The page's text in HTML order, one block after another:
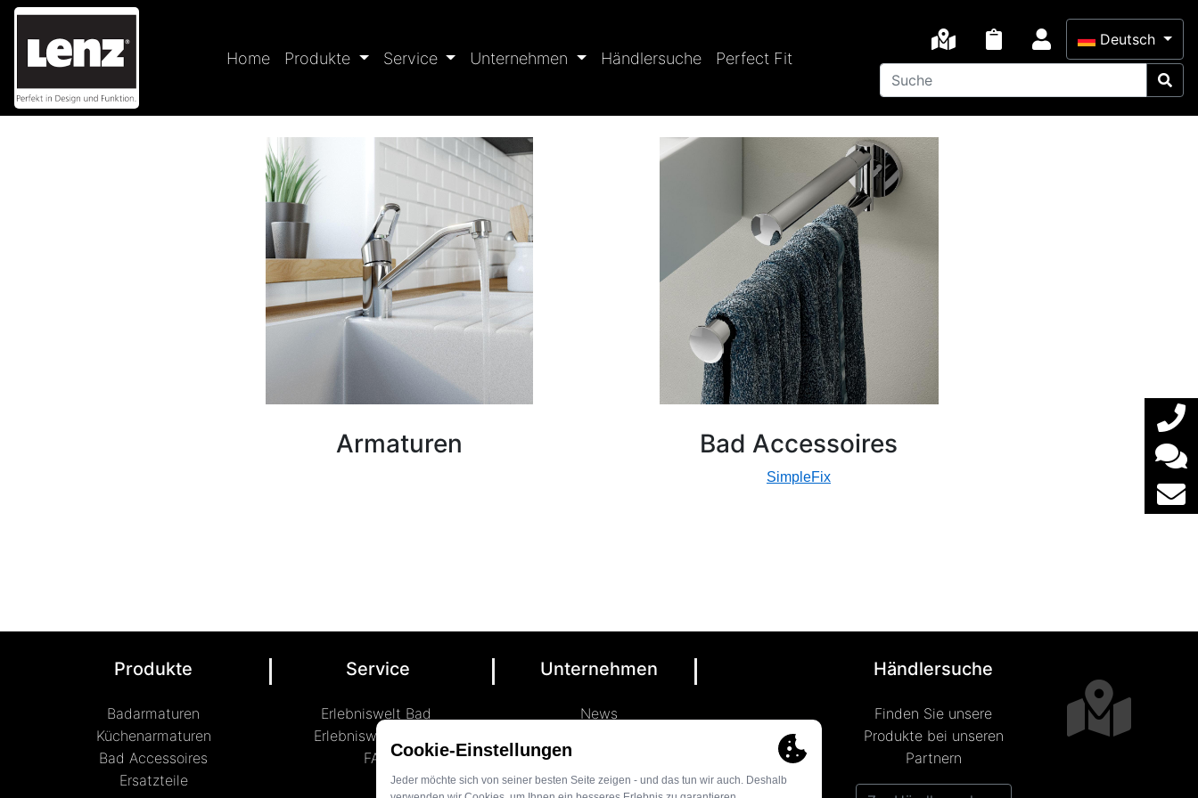
Home Produkte Service Unternehmen Händlersuche Perfect Fit
Deutsch
Armaturen Bad Accessoires
SimpleFix
Produkte
Badarmaturen
Küchenarmaturen
Bad Accessoires
Ersatzteile
Service
Erlebniswelt Bad
Erlebniswelt Küche
FAQ
Unternehmen
News
Händlersuche
Finden Sie unsere
Produkte bei unseren
Partnern
×